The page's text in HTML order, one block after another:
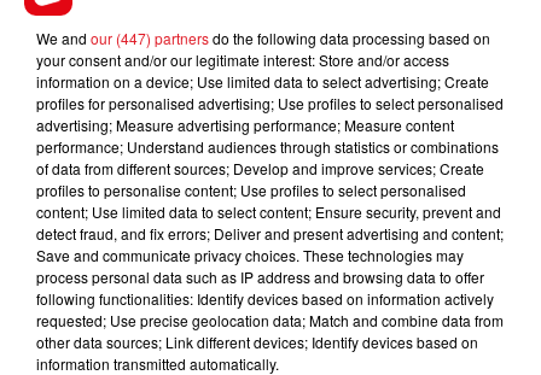
Le centre hospitalier de Dunkerque devrait
prochainement proposer la vaccination également.
La liste sera mise à jour au fur et à mesure sur le site
de l'ARS.
Santé publique France a également lancé un numéro
vert gratuit, accessible 7 jours sur 7 de 8 heures à 23
heures : c’est le 0801 90 80 69
FIL D'ACTUS
We and our (447) partnersdo the following data processing based on
your consent and/or our legitimate interest: Store and/or access
information on a device; Use limited data to select advertising; Create
profiles for personalised advertising; Use profiles to select personalised
advertising; Measure advertising performance; Measure content
performance; Understand audiences through statistics or combinations
of data from different sources; Develop and improve services; Create
profiles to personalise content; Use profiles to select personalised
content; Use limited data to select content; Ensure security, prevent and
detect fraud, and fix errors; Deliver and present advertising and content;
Save and communicate privacy choices. These technologies may
process personal data such as IP address and browsing data to offer
following functionalities: Identify devices based on information actively
requested; Use precise geolocation data; Match and combine data from
other data sources; Link different devices; Identify devices based on
information transmitted automatically.